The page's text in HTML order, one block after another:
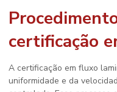
certificação
A certificação em fluxo
uniformidade e da